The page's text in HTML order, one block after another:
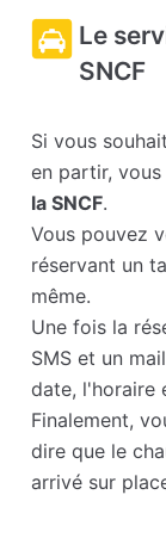
Le
SNCF
Si vous
en partir,
la SNCF.
Vous pouvez
réservant un
même.
Une fois la
SMS et un
date, l'horaire
Finalement,
dire que le
arrivé sur